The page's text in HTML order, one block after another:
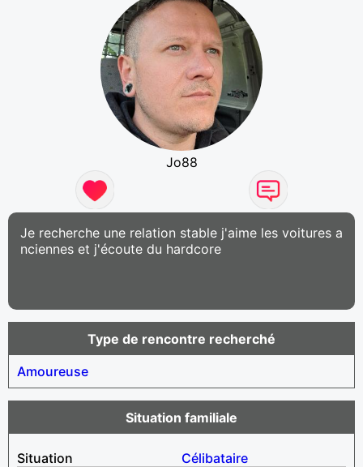
Jo88
Je recherche une relation stable j'aime les voitures a
nciennes et j'écoute du hardcore
Type de rencontre recherché
Amoureuse
Situation familiale
Situation
Célibataire